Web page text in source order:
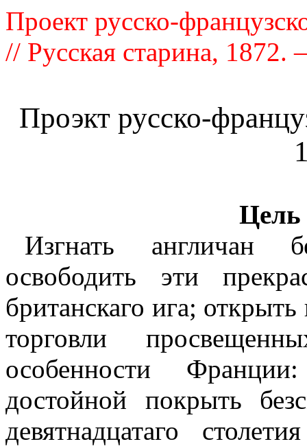
Проект русско-
// Русская старина,
Проэкт русско-
Цель
Изгнать англичан
освободить эти
британскаго ига;
торговли
особенности
достойной покрыть
девятнадцатаго